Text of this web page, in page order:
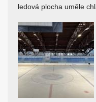
ledová plocha uměle